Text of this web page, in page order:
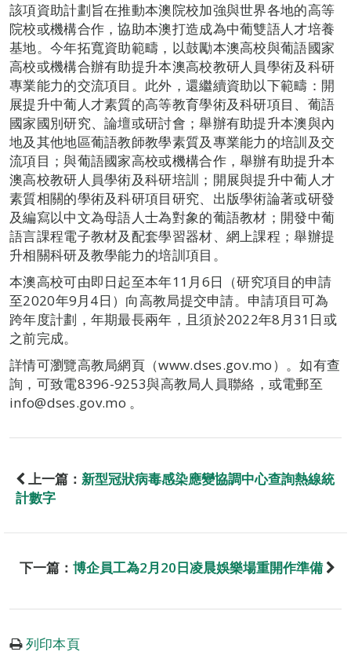
該項資助計劃旨在推動本澳院校加強與世界各地的高等
院校或機構合作，協助本澳打造成為中葡雙語人才培養
基地。今年拓寬資助範疇，以鼓勵本澳高校與葡語國家
高校或機構合辦有助提升本澳高校教研人員學術及科研
專業能力的交流項目。此外，還繼續資助以下範疇：開
展提升中葡人才素質的高等教育學術及科研項目、葡語
國家國別研究、論壇或研討會；舉辦有助提升本澳與內
地及其他地區葡語教師教學素質及專業能力的培訓及交
流項目；與葡語國家高校或機構合作，舉辦有助提升本
澳高校教研人員學術及科研培訓；開展與提升中葡人才
素質相關的學術及科研項目研究、出版學術論著或研發
及編寫以中文為母語人士為對象的葡語教材；開發中葡
語言課程電子教材及配套學習器材、網上課程；舉辦提
升相關科研及教學能力的培訓項目。
本澳高校可由即日起至本年11月6日（研究項目的申請
至2020年9月4日）向高教局提交申請。申請項目可為
跨年度計劃，年期最長兩年，且須於2022年8月31日或
之前完成。
詳情可瀏覽高教局網頁（www.dses.gov.mo）。如有查
詢，可致電8396-9253與高教局人員聯絡，或電郵至
info@dses.gov.mo 。
上一篇： 新型冠狀病毒感染應變協調中心查詢熱線統
計數字
下一篇： 博企員工為2月20日凌晨娛樂場重開作準備
列印本頁